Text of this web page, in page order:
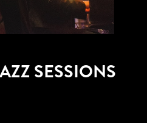
SESSIONS